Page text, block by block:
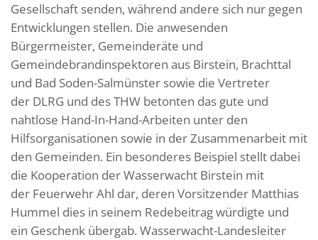
Gesellschaft senden, während andere sich nur gegen
Entwicklungen stellen. Die anwesenden
Bürgermeister, Gemeinderäte und
Gemeindebrandinspektoren aus Birstein, Brachttal
und Bad Soden-Salmünster sowie die Vertreter
der DLRG und des THW betonten das gute und
nahtlose Hand-In-Hand-Arbeiten unter den
Hilfsorganisationen sowie in der Zusammenarbeit mit
den Gemeinden. Ein besonderes Beispiel stellt dabei
die Kooperation der Wasserwacht Birstein mit
der Feuerwehr Ahl dar, deren Vorsitzender Matthias
Hummel dies in seinem Redebeitrag würdigte und
ein Geschenk übergab. Wasserwacht-Landesleiter